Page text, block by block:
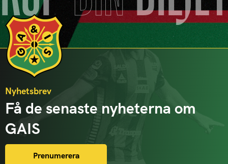
Nyhetsbrev
Få de senaste nyheterna om
GAIS
Prenumerera